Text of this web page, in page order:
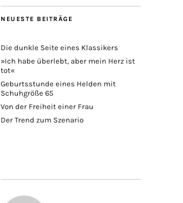
NEUESTE BEITRÄGE
Die dunkle Seite eines Klassikers
»Ich habe überlebt, aber mein Herz ist
tot«
Geburtsstunde eines Helden mit
Schuhgröße 65
Von der Freiheit einer Frau
Der Trend zum Szenario